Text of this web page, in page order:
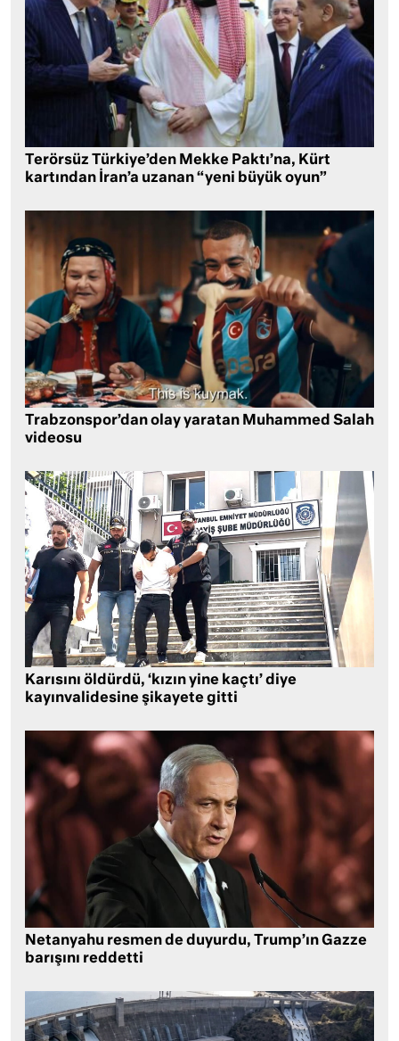
Terörsüz Türkiye’den Mekke Paktı’na, Kürt
kartından İran’a uzanan “yeni büyük oyun”
Trabzonspor’dan olay yaratan Muhammed Salah
videosu
Karısını öldürdü, ‘kızın yine kaçtı’ diye
kayınvalidesine şikayete gitti
Netanyahu resmen de duyurdu, Trump’ın Gazze
barışını reddetti